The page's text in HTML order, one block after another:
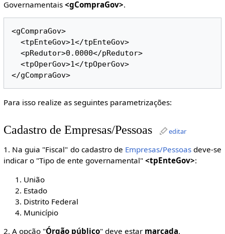
Governamentais <gCompraGov>.
<gCompraGov>
  <tpEnteGov>1</tpEnteGov>
  <pRedutor>0.0000</pRedutor>
  <tpOperGov>1</tpOperGov>
Para isso realize as seguintes parametrizações:
Cadastro de Empresas/Pessoas editar
1. Na guia "Fiscal" do cadastro de Empresas/Pessoas deve-se
indicar o "Tipo de ente governamental" <tpEnteGov>:
União
Estado
Distrito Federal
Município
2. A opção "Órgão público" deve estar marcada.